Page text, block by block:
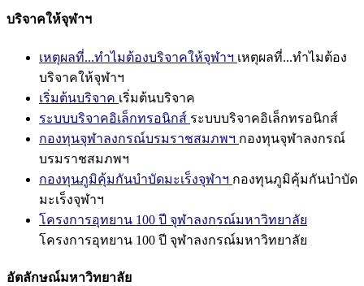
บริจาคให้จุฬาฯ
เหตุผลที่...ทำไมต้องบริจาคให้จุฬาฯ เหตุผลที่...ทำไมต้อง
บริจาคให้จุฬาฯ
เริ่มต้นบริจาค เริ่มต้นบริจาค
ระบบบริจาคอิเล็กทรอนิกส์ ระบบบริจาคอิเล็กทรอนิกส์
กองทุนจุฬาลงกรณ์บรมราชสมภพฯ กองทุนจุฬาลงกรณ์
บรมราชสมภพฯ
กองทุนภูมิคุ้มกันบำบัดมะเร็งจุฬาฯ กองทุนภูมิคุ้มกันบำบัด
มะเร็งจุฬาฯ
โครงการอุทยาน 100 ปี จุฬาลงกรณ์มหาวิทยาลัย
โครงการอุทยาน 100 ปี จุฬาลงกรณ์มหาวิทยาลัย
อัตลักษณ์มหาวิทยาลัย